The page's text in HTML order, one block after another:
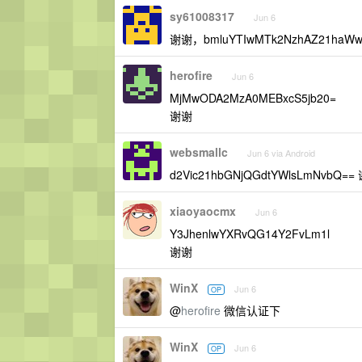
sy61008317 Jun 6
谢谢，
herofire Jun 6
MjMwODA2MzA0MEBxcS5jb20=
谢谢
websmallc Jun 6 via Android
d2Vic21hbGNjQGdtYWlsLmNvbQ==
xiaoyaocmx Jun 6
Y3JhenlwYXRvQG14Y2FvLm1l
谢谢
WinX OP Jun 6
@herofire 微信认证下
WinX OP Jun 6